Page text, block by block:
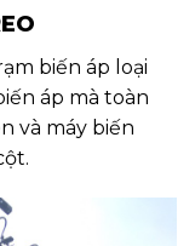
biến áp loại
áp mà toàn
và máy biến